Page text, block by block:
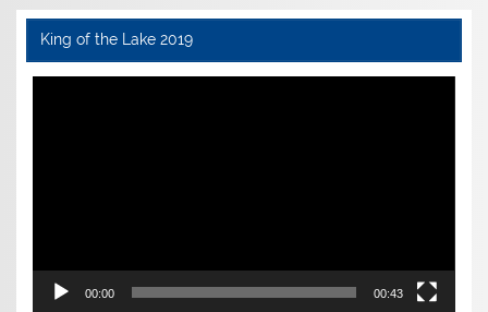
King of the Lake 2019
Video-
00:00 00:43